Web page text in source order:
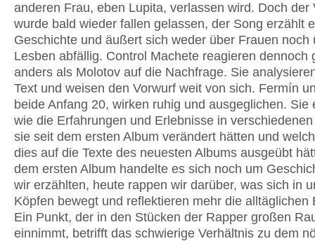
anderen Frau, eben Lupita, verlassen wird. Doch der
wurde bald wieder fallen gelassen, der Song erzählt
Geschichte und äußert sich weder über Frauen noch
Lesben abfällig. Control Machete reagieren dennoch
anders als Molotov auf die Nachfrage. Sie
Text und weisen den Vorwurf weit von sich. Fermín
beide Anfang 20, wirken ruhig und ausgeglichen. Sie
wie die Erfahrungen und Erlebnisse in
sie seit dem ersten Album verändert hätten und
dies auf die Texte des neuesten Albums ausgeübt
dem ersten Album handelte es sich noch um
wir erzählten, heute rappen wir darüber, was sich in
Köpfen bewegt und reflektieren mehr die alltäglichen
Ein Punkt, der in den Stücken der Rapper großen
einnimmt, betrifft das schwierige Verhältnis zu dem